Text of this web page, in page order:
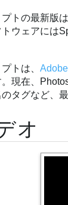
プトの最新版
ウェアには
プトは、
。現在、
タグなど、
オ